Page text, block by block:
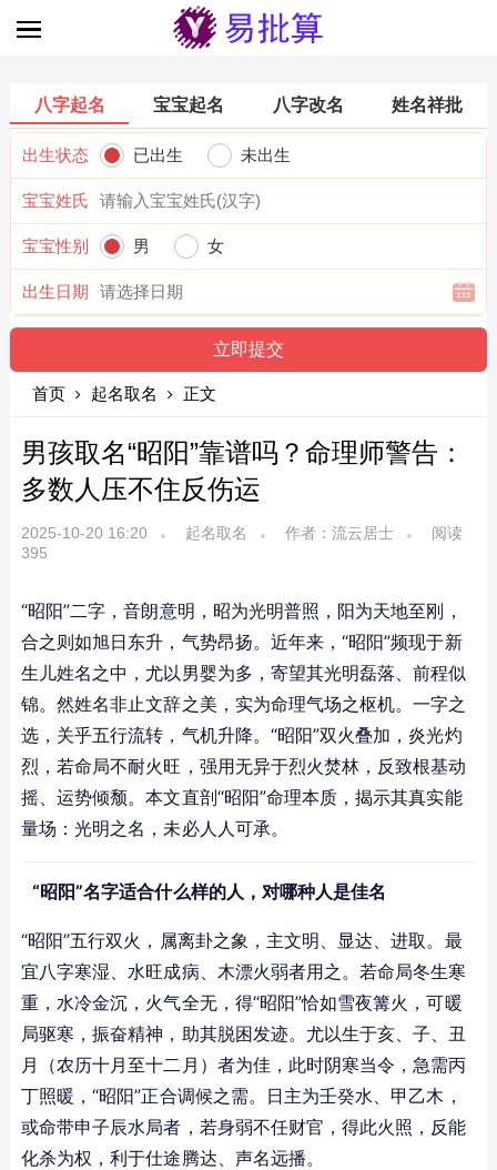
八字起名 宝宝起名 八字改名 姓名祥批
出生状态 已出生 未出生
宝宝姓氏
宝宝性别 男 女
出生日期
首页 起名取名 正文
男孩取名“昭阳”靠谱吗？命理师警告：
多数人压不住反伤运
2025-10-20 16:20 起名取名 作者：流云居士
阅读
395
“昭阳”二字，音朗意明，昭为光明普照，阳为天地至刚，
合之则如旭日东升，气势昂扬。近年来，“昭阳”频现于新
生儿姓名之中，尤以男婴为多，寄望其光明磊落、前程似
锦。然姓名非止文辞之美，实为命理气场之枢机。一字之
选，关乎五行流转，气机升降。“昭阳”双火叠加，炎光灼
烈，若命局不耐火旺，强用无异于烈火焚林，反致根基动
摇、运势倾颓。本文直剖“昭阳”命理本质，揭示其真实能
量场：光明之名，未必人人可承。
“昭阳”名字适合什么样的人，对哪种人是佳名
“昭阳”五行双火，属离卦之象，主文明、显达、进取。最
宜八字寒湿、水旺成病、木漂火弱者用之。若命局冬生寒
重，水冷金沉，火气全无，得“昭阳”恰如雪夜篝火，可暖
局驱寒，振奋精神，助其脱困发迹。尤以生于亥、子、丑
月（农历十月至十二月）者为佳，此时阴寒当令，急需丙
丁照暖，“昭阳”正合调候之需。日主为壬癸水、甲乙木，
或命带申子辰水局者，若身弱不任财官，得此火照，反能
化杀为权，利于仕途腾达、声名远播。